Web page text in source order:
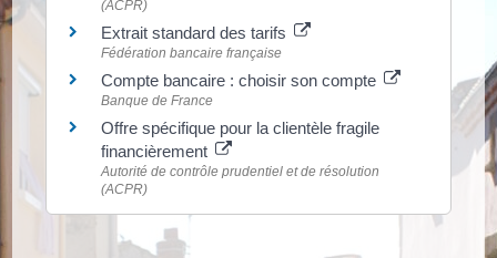
(ACPR)
Extrait standard des tarifs
Fédération bancaire française
Compte bancaire : choisir son compte
Banque de France
Offre spécifique pour la clientèle fragile
financièrement
Autorité de contrôle prudentiel et de résolution
(ACPR)